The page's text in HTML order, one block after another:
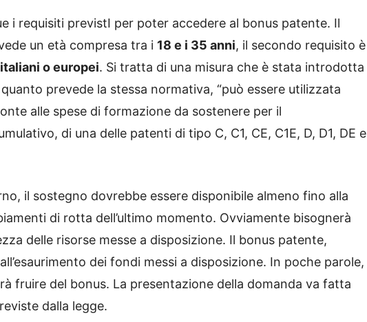
i requisiti previstI per poter accedere al bonus patente. Il
un età compresa tra i 18 e i 35 anni, il secondo requisito è
o europei. Si tratta di una misura che è stata introdotta
prevede la stessa normativa, “può essere utilizzata
alle spese di formazione da sostenere per il
di una delle patenti di tipo C, C1, CE, C1E, D, D1, DE e
il sostegno dovrebbe essere disponibile almeno fino alla
di rotta dell’ultimo momento. Ovviamente bisognerà
delle risorse messe a disposizione. Il bonus patente,
dei fondi messi a disposizione. In poche parole,
fruire del bonus. La presentazione della domanda va fatta
dalla legge.